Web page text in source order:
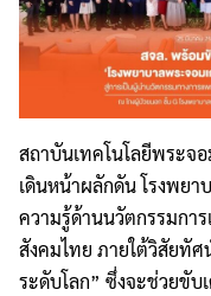
สถาบันเทคโนโลยีพระจ
เดินหน้าผลักดัน โรงพยา
ความรู้ด้านนวัตกรรมกา
สังคมไทย ภายใต้วิสัยทั
ระดับโลก” ซึ่งจะช่วยขับ